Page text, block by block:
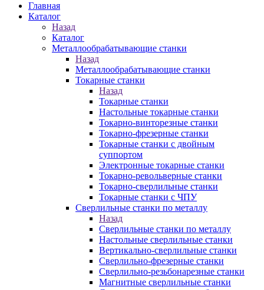
Главная
Каталог
Назад
Каталог
Металлообрабатывающие станки
Назад
Металлообрабатывающие станки
Токарные станки
Назад
Токарные станки
Настольные токарные станки
Токарно-винторезные станки
Токарно-фрезерные станки
Токарные станки с двойным
суппортом
Электронные токарные станки
Токарно-револьверные станки
Токарно-сверлильные станки
Токарные станки с ЧПУ
Сверлильные станки по металлу
Назад
Сверлильные станки по металлу
Настольные сверлильные станки
Вертикально-сверлильные станки
Сверлильно-фрезерные станки
Сверлильно-резьбонарезные станки
Магнитные сверлильные станки